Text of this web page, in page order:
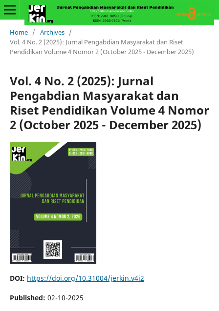
Home / Archives /
Vol. 4 No. 2 (2025): Jurnal Pengabdian Masyarakat dan Riset
Pendidikan Volume 4 Nomor 2 (October 2025 - December 2025)
Vol. 4 No. 2 (2025): Jurnal
Pengabdian Masyarakat dan
Riset Pendidikan Volume 4 Nomor
2 (October 2025 - December 2025)
DOI: https://doi.org/10.31004/jerkin.v4i2
Published: 02-10-2025